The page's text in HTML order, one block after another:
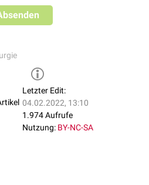
Letzter Edit:
04.02.2022, 13:10
1.974 Aufrufe
Nutzung: BY-NC-SA